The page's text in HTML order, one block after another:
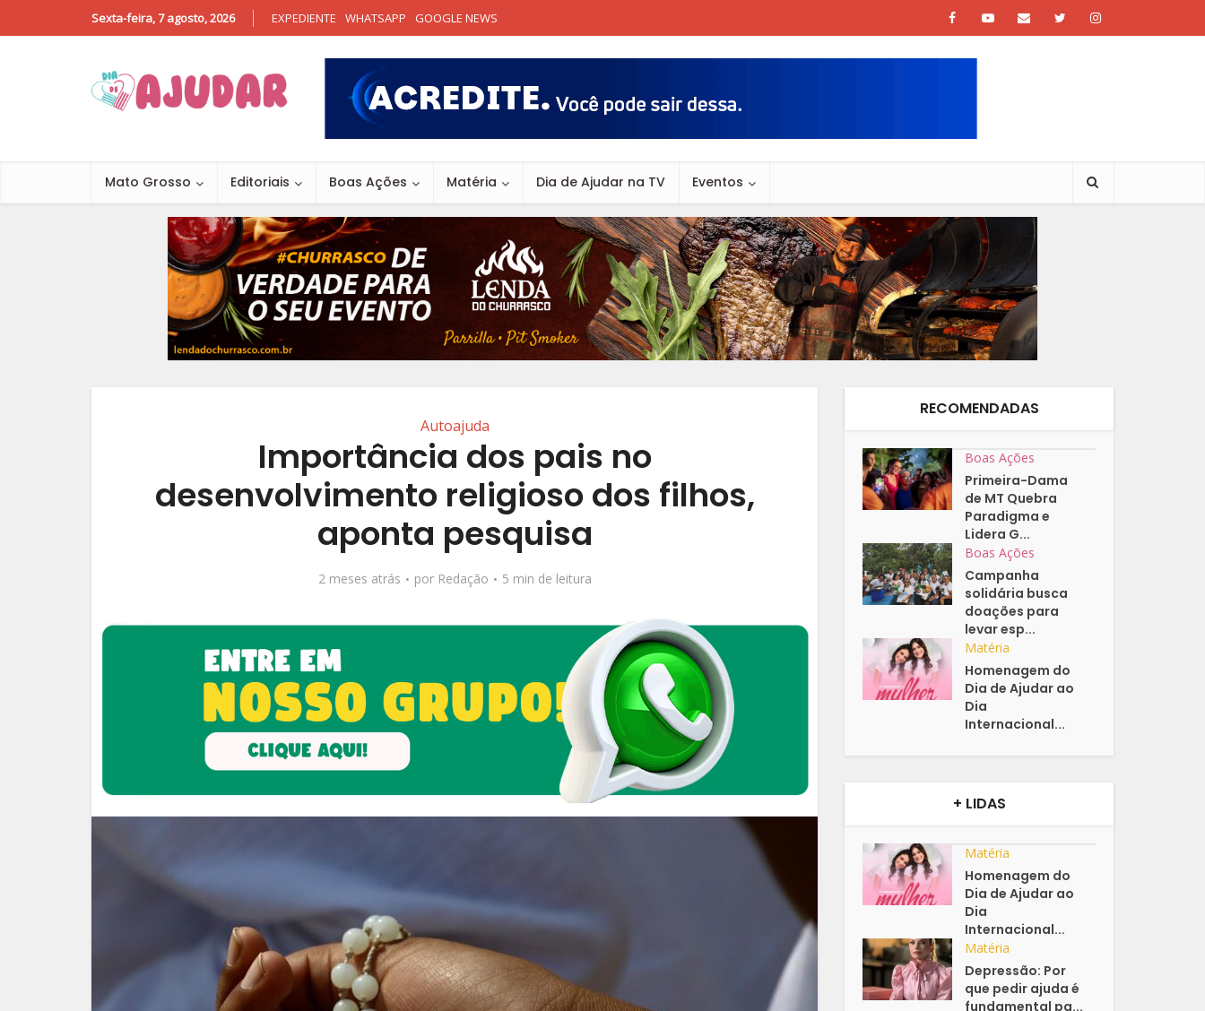
Sexta-feira, 7 agosto, 2026 EXPEDIENTE WHATSAPP GOOGLE NEWS
Mato Grosso Editoriais Boas Ações Matéria Dia de Ajudar na TV Eventos
Autoajuda
Importância dos pais no
desenvolvimento religioso dos filhos,
aponta pesquisa
2 meses atrás por Redação 5 min de leitura
RECOMENDADAS
Boas Ações
Primeira-Dama
de MT Quebra
Paradigma e
Lidera G...
Boas Ações
Campanha
solidária busca
doações para
levar esp...
Matéria
Homenagem do
Dia de Ajudar ao
Dia
Internacional...
+ LIDAS
Matéria
Homenagem do
Dia de Ajudar ao
Dia
Internacional...
Matéria
Depressão: Por
que pedir ajuda é
fundamental pa...